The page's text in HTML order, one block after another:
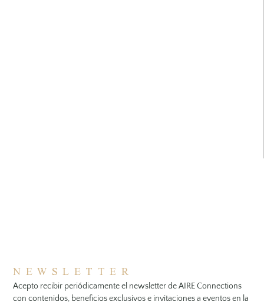
NEWSLETTER
Acepto recibir periódicamente el newsletter de AIRE Connections
con contenidos, beneficios exclusivos e invitaciones a eventos en la